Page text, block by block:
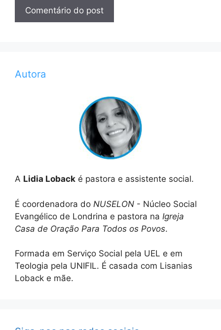
Autora
A Lidia Loback é pastora e assistente social.
É coordenadora do NUSELON - Núcleo Social
Evangélico de Londrina e pastora na Igreja
Casa de Oração Para Todos os Povos.
Formada em Serviço Social pela UEL e em
Teologia pela UNIFIL. É casada com Lisanias
Loback e mãe.